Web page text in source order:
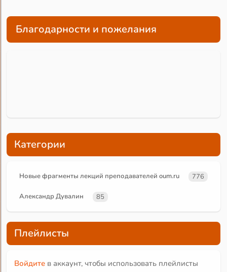
Благодарности и пожелания
Категории
Новые фрагменты лекций преподавателей oum.ru 776
Александр Дувалин 85
Плейлисты
Войдите в аккаунт, чтобы использовать плейлисты